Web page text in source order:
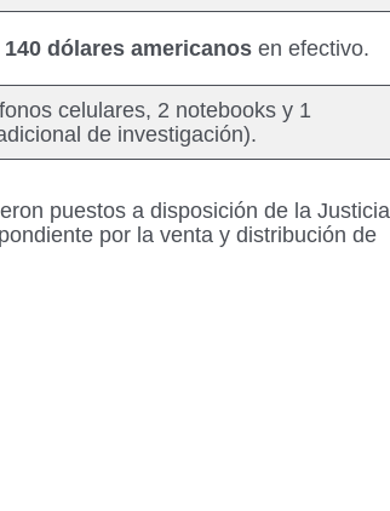
140 dólares americanos en efectivo.
celulares, 2 notebooks y 1
de investigación).
puestos a disposición de la Justicia
por la venta y distribución de